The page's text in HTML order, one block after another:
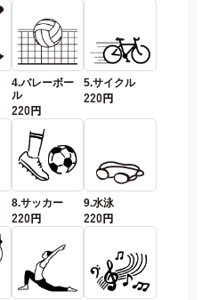
4.バレーボー
ル
220円
5.サイクル
220円
8.サッカー
220円
9.水泳
220円